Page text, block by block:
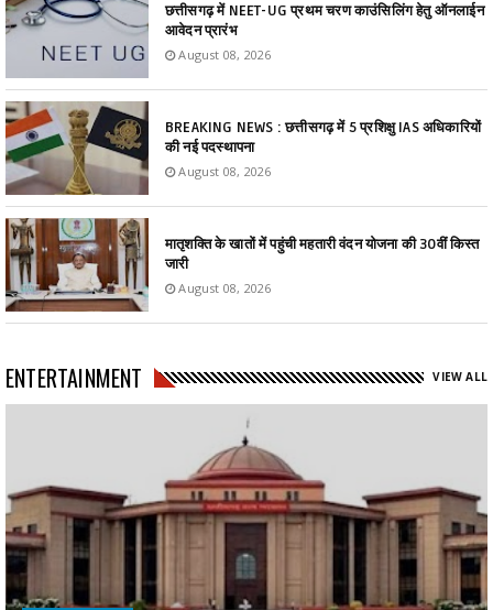
छत्तीसगढ़ में NEET-UG प्रथम चरण काउंसिलिंग हेतु ऑनलाईन
आवेदन प्रारंभ
August 08, 2026
BREAKING NEWS : छत्तीसगढ़ में 5 प्रशिक्षु IAS अधिकारियों
की नई पदस्थापना
August 08, 2026
मातृशक्ति के खातों में पहुंची महतारी वंदन योजना की 30वीं किस्त
जारी
August 08, 2026
ENTERTAINMENT VIEW ALL